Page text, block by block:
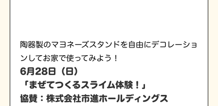
陶器製のマヨネーズスタンドを自由にデコレーショ
ンしてお家で使ってみよう！
6月28日（日）
「まぜてつくるスライム体験！」
協賛：株式会社市進ホールディングス